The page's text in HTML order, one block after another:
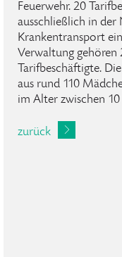
Feuerwehr. 20
ausschließlich in
Krankentransport
Verwaltung gehören
Tarifbeschäftigte.
aus rund 110
im Alter zwischen 10
zurück